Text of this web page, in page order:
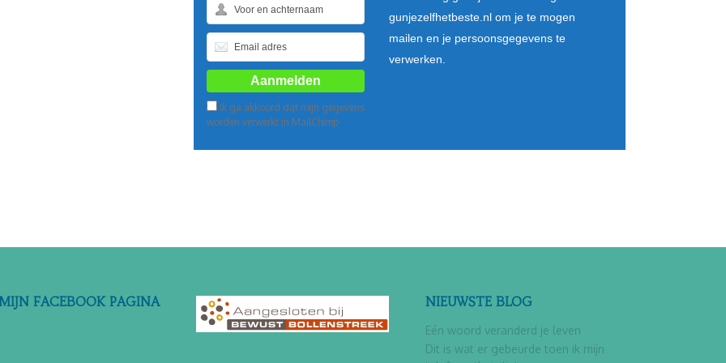
Ik ga akkoord dat mijn gegevens
worden verwerkt in MailChimp
gunjezelfhetbeste.nl om je te mogen
mailen en je persoonsgegevens te
verwerken.
FACEBOOK PAGINA NIEUWSTE BLOG
Eén woord veranderd je leven
Dit is wat er gebeurde toen ik mijn